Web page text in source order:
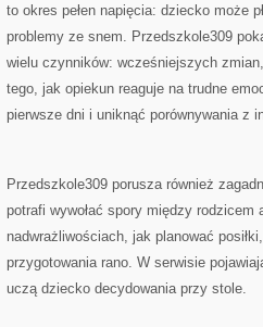
to okres pełen napięcia: dziecko może
problemy ze snem. Przedszkole309
wielu czynników: wcześniejszych
tego, jak opiekun reaguje na trudne
pierwsze dni i uniknąć porównywania z
Przedszkole309 porusza również
potrafi wywołać spory między
nadwrażliwościach, jak planować
przygotowania rano. W serwisie
uczą dziecko decydowania przy stole.